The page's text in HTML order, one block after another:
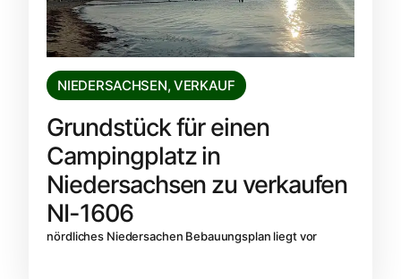
NIEDERSACHSEN, VERKAUF
Grundstück für einen
Campingplatz in
Niedersachsen zu verkaufen
NI-1606
nördliches Niedersachen Bebauungsplan liegt vor